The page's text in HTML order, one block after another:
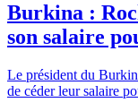
Burkina :
son salaire
Le président du
de céder leur salaire